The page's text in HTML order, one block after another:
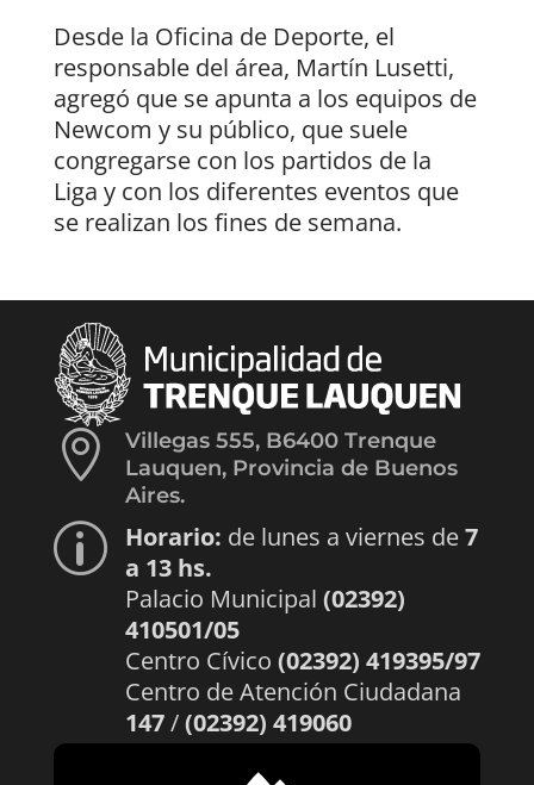
Desde la Oficina de Deporte, el
responsable del área, Martín Lusetti,
agregó que se apunta a los equipos de
Newcom y su público, que suele
congregarse con los partidos de la
Liga y con los diferentes eventos que
se realizan los fines de semana.

Villegas 555, B6400 Trenque
Lauquen, Provincia de Buenos
Aires.
p Horario: de lunes a viernes de7
a 13 hs.
Palacio Municipal (02392)
410501/05
Centro Cívico (02392) 419395/97
Centro de Atención Ciudadana
147/(02392) 419060